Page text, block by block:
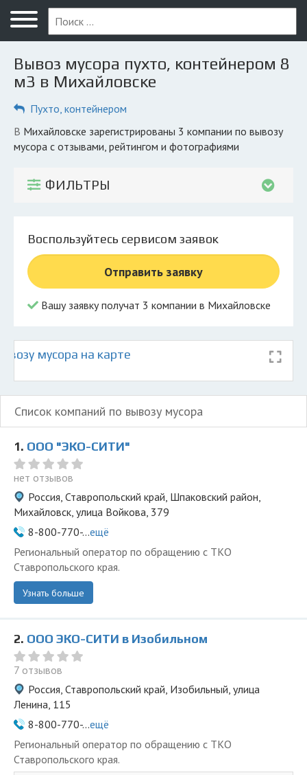
Меню
Главная
Вопрос юристу
Компании
Экоблог
© 2026 Все права защищены
Вывоз мусора пухто, контейнером 8
м3 в Михайловске
Пухто, контейнером
в Михайловске зарегистрированы 3 компании по вывозу
мусора с отзывами, рейтингом и фотографиями
ФИЛЬТРЫ
Воспользуйтесь сервисом заявок
Отправить заявку
Вашу заявку получат 3 компании в Михайловске
мусора на карте
Список компаний по вывозу мусора
1. ООО "ЭКО-СИТИ"
нет отзывов
Россия, Ставропольский край, Шпаковский район,
Михайловск, улица Войкова, 379
8-800-770-...ещё
Региональный оператор по обращению с ТКО
Ставропольского края.
Узнать больше
2. ООО ЭКО-СИТИ в Изобильном
7 отзывов
Россия, Ставропольский край, Изобильный, улица
Ленина, 115
8-800-770-...ещё
Региональный оператор по обращению с ТКО
Ставропольского края.